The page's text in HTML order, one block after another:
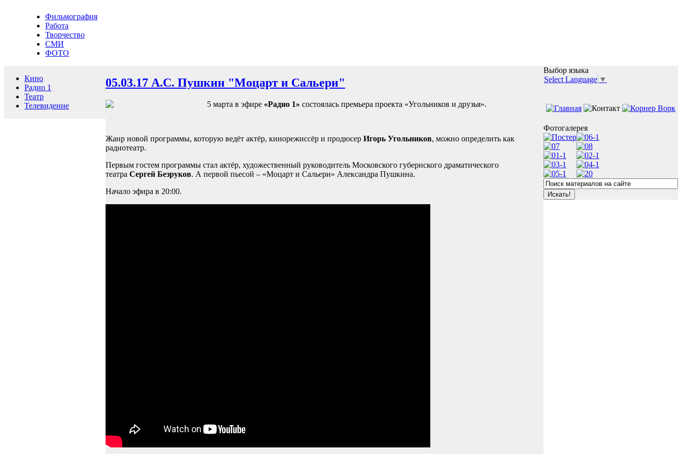
Фильмография
Работа
Творчество
СМИ
ФОТО
Кино
Радио 1
Театр
Телевидение
05.03.17 А.С. Пушкин "Моцарт и Сальери"
5 марта в эфире «Радио 1» состоялась премьера проекта «Угольников и друзья».
Жанр новой программы, которую ведёт актёр, кинорежиссёр и продюсер Игорь Угольников, можно определить как
радиотеатр.
Первым гостем программы стал актёр, художественный руководитель Московского губернского драматического
театра Сергей Безруков. А первой пьесой – «Моцарт и Сальери» Александра Пушкина.
Начало эфира в 20:00.
Выбор языка
Select Language ▼
Фотогалерея